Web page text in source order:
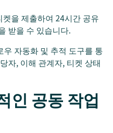
을 제출하여 24시간 공유
받을 수 있습니다.
자동화 및 추적 도구를 통
자, 이해 관계자, 티켓 상태
인 공동 작업